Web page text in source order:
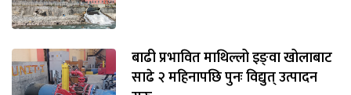
बाढी प्रभावित माथिल्लो इङ्‌वा खोलाबाट
साढे २ महिनापछि पुनः विद्युत् उत्पादन